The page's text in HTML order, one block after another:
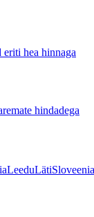
hea hinnaga
hindadega
LeeduLätiSloveenia